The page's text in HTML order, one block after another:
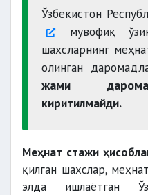
Ўзбекистон
мувофиқ
шахсларнинг
олинган
жами
киритилмайди.
Меҳнат стажи
қилган шахслар,
элда ишлаётган